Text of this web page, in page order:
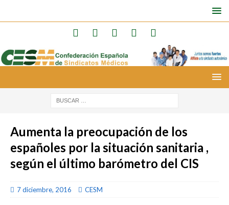
Aumenta la preocupación de los
españoles por la situación sanitaria ,
según el último barómetro del CIS
7 diciembre, 2016 CESM